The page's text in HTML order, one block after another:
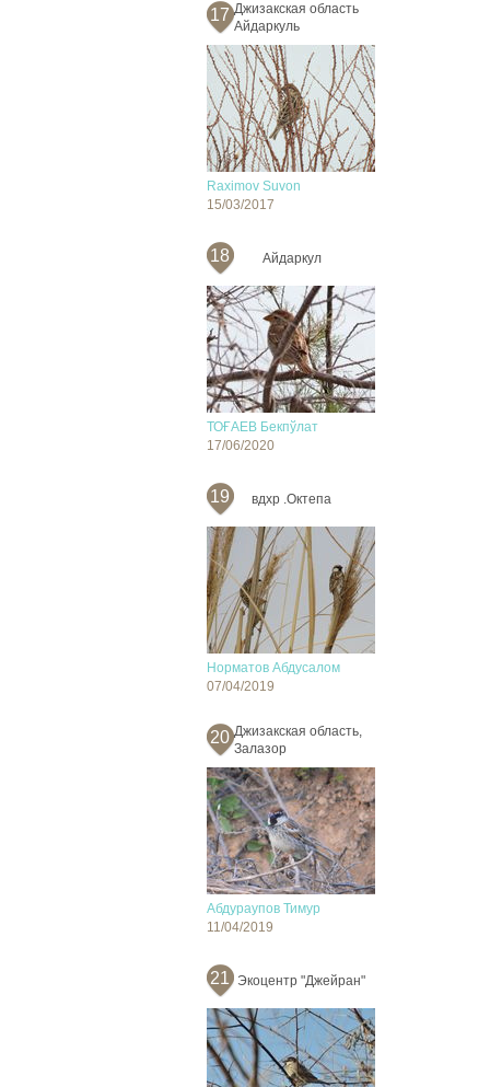
17 Джизакская область
Айдаркуль
Raximov Suvon
15/03/2017
18 Айдаркул
ТОҒАЕВ Бекпўлат
17/06/2020
19 вдхр .Октепа
Норматов Абдусалом
07/04/2019
20 Джизакская область,
Залазор
Абдураупов Тимур
11/04/2019
21 Экоцентр "Джейран"